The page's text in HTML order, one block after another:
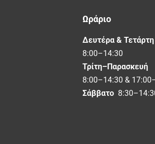
Ωράριο
Δευτέρα & Τετάρτη
8:00–14:30
Τρίτη–Παρασκευή
8:00–14:30 &
Σάββατο